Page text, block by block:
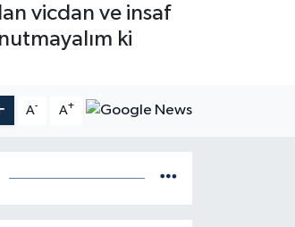
vicdan ve insaf
ki
A- A+